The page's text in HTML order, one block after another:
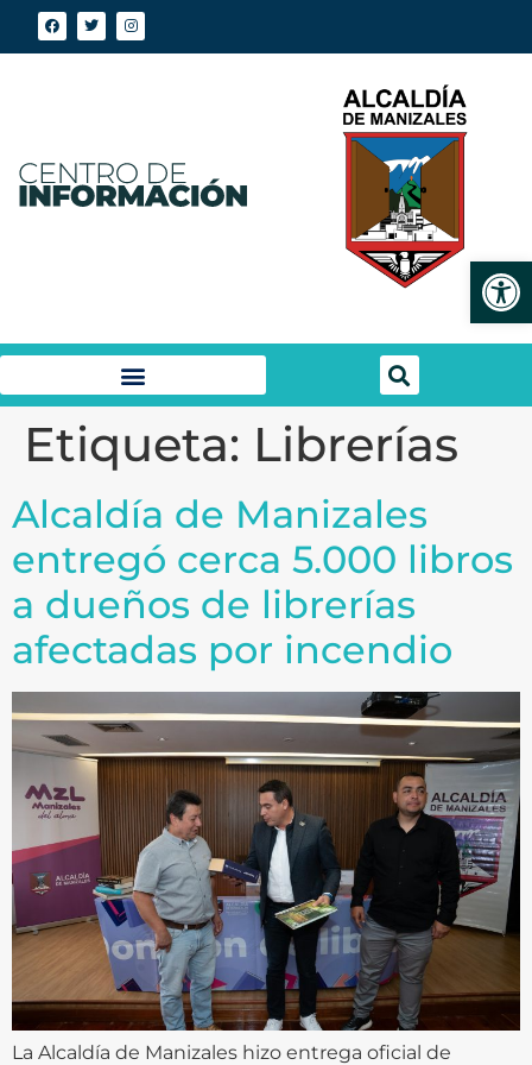
Etiqueta: Librerías
Alcaldía de Manizales
entregó cerca 5.000 libros
a dueños de librerías
afectadas por incendio
La Alcaldía de Manizales hizo entrega oficial de